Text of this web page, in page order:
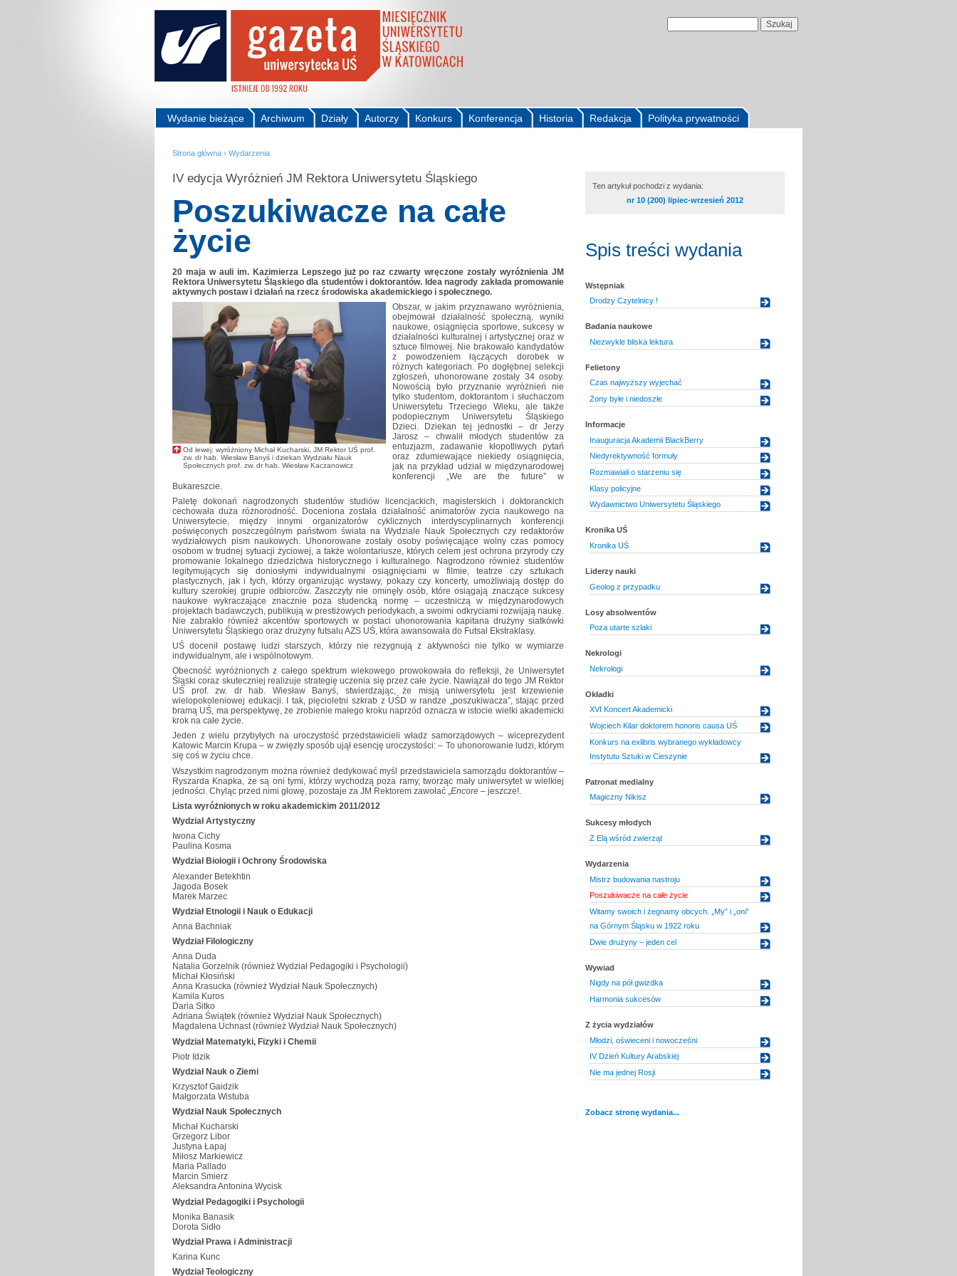
Polityka prywatności
Redakcja
Historia
Konferencja
Konkurs
Autorzy
Działy
Archiwum
Wydanie bieżące
Strona główna › Wydarzenia
IV edycja Wyróżnień JM Rektora Uniwersytetu Śląskiego
Poszukiwacze na całe
życie
20 maja w auli im. Kazimierza Lepszego już po raz czwarty wręczone zostały wyróżnienia JM
Rektora Uniwersytetu Śląskiego dla studentów i doktorantów. Idea nagrody zakłada promowanie
aktywnych postaw i działań na rzecz środowiska akademickiego i społecznego.
Od lewej: wyróżniony Michał Kucharski, JM Rektor UŚ prof.
zw. dr hab. Wiesław Banyś i dziekan Wydziału Nauk
Społecznych prof. zw. dr hab. Wiesław Kaczanowicz
Obszar, w jakim przyznawano wyróżnienia,
obejmował działalność społeczną, wyniki
naukowe, osiągnięcia sportowe, sukcesy w
działalności kulturalnej i artystycznej oraz w
sztuce filmowej. Nie brakowało kandydatów
z powodzeniem łączących dorobek w
różnych kategoriach. Po dogłębnej selekcji
zgłoszeń, uhonorowane zostały 34 osoby.
Nowością było przyznanie wyróżnień nie
tylko studentom, doktorantom i słuchaczom
Uniwersytetu Trzeciego Wieku, ale także
podopiecznym Uniwersytetu Śląskiego
Dzieci. Dziekan tej jednostki – dr Jerzy
Jarosz – chwalił młodych studentów za
entuzjazm, zadawanie kłopotliwych pytań
oraz zdumiewające niekiedy osiągnięcia,
jak na przykład udział w międzynarodowej
konferencji „We are the future” w
Bukareszcie.
Paletę dokonań nagrodzonych studentów studiów licencjackich, magisterskich i doktoranckich
cechowała duża różnorodność. Doceniona została działalność animatorów życia naukowego na
Uniwersytecie, między innymi organizatorów cyklicznych interdyscyplinarnych konferencji
poświęconych poszczególnym państwom świata na Wydziale Nauk Społecznych czy redaktorów
wydziałowych pism naukowych. Uhonorowane zostały osoby poświęcające wolny czas pomocy
osobom w trudnej sytuacji życiowej, a także wolontariusze, których celem jest ochrona przyrody czy
promowanie lokalnego dziedzictwa historycznego i kulturalnego. Nagrodzono również studentów
legitymujących się doniosłymi indywidualnymi osiągnięciami w filmie, teatrze czy sztukach
plastycznych, jak i tych, którzy organizując wystawy, pokazy czy koncerty, umożliwiają dostęp do
kultury szerokiej grupie odbiorców. Zaszczyty nie ominęły osób, które osiągają znaczące sukcesy
naukowe wykraczające znacznie poza studencką normę – uczestniczą w międzynarodowych
projektach badawczych, publikują w prestiżowych periodykach, a swoimi odkryciami rozwijają naukę.
Nie zabrakło również akcentów sportowych w postaci uhonorowania kapitana drużyny siatkówki
Uniwersytetu Śląskiego oraz drużyny futsalu AZS UŚ, która awansowała do Futsal Ekstraklasy.
UŚ docenił postawę ludzi starszych, którzy nie rezygnują z aktywności nie tylko w wymiarze
indywidualnym, ale i wspólnotowym.
Obecność wyróżnionych z całego spektrum wiekowego prowokowała do refleksji, że Uniwersytet
Śląski coraz skuteczniej realizuje strategię uczenia się przez całe życie. Nawiązał do tego JM Rektor
UŚ prof. zw. dr hab. Wiesław Banyś, stwierdzając, że misją uniwersytetu jest krzewienie
wielopokoleniowej edukacji. I tak, pięcioletni szkrab z UŚD w randze „poszukiwacza”, stając przed
bramą UŚ, ma perspektywę, że zrobienie małego kroku naprzód oznacza w istocie wielki akademicki
krok na całe życie.
Jeden z wielu przybyłych na uroczystość przedstawicieli władz samorządowych – wiceprezydent
Katowic Marcin Krupa – w zwięzły sposób ujął esencję uroczystości: – To uhonorowanie ludzi, którym
się coś w życiu chce.
Wszystkim nagrodzonym można również dedykować myśl przedstawiciela samorządu doktorantów –
Ryszarda Knapka, że są oni tymi, którzy wychodzą poza ramy, tworząc mały uniwersytet w wielkiej
jedności. Chyląc przed nimi głowę, pozostaje za JM Rektorem zawołać „ Encore – jeszcze!.
Lista wyróżnionych w roku akademickim 2011/2012
Wydział Artystyczny
Iwona Cichy
Paulina Kosma
Wydział Biologii i Ochrony Środowiska
Alexander Betekhtin
Jagoda Bosek
Marek Marzec
Wydział Etnologii i Nauk o Edukacji
Anna Bachniak
Wydział Filologiczny
Anna Duda
Natalia Gorzelnik (również Wydział Pedagogiki i Psychologii)
Michał Kłosiński
Anna Krasucka (również Wydział Nauk Społecznych)
Kamila Kuros
Daria Sitko
Adriana Świątek (również Wydział Nauk Społecznych)
Magdalena Uchnast (również Wydział Nauk Społecznych)
Wydział Matematyki, Fizyki i Chemii
Piotr Idzik
Wydział Nauk o Ziemi
Krzysztof Gaidzik
Małgorzata Wistuba
Wydział Nauk Społecznych
Michał Kucharski
Grzegorz Libor
Justyna Łapaj
Miłosz Markiewicz
Maria Pallado
Marcin Smierz
Aleksandra Antonina Wycisk
Wydział Pedagogiki i Psychologii
Monika Banasik
Dorota Sidło
Wydział Prawa i Administracji
Karina Kunc
Wydział Teologiczny
Ten artykuł pochodzi z wydania:
nr 10 (200) lipiec-wrzesień 2012
Spis treści wydania
Wstępniak
Drodzy Czytelnicy !
Badania naukowe
Niezwykle bliska lektura
Felietony
Czas najwyższy wyjechać
Żony byłe i niedoszłe
Informacje
Inauguracja Akademii BlackBerry
Niedyrektywność formuły
Rozmawiali o starzeniu się
Klasy policyjne
Wydawnictwo Uniwersytetu Śląskiego
Kronika UŚ
Kronika UŚ
Liderzy nauki
Geolog z przypadku
Losy absolwentów
Poza utarte szlaki
Nekrologi
Nekrologi
Okładki
XVI Koncert Akademicki
Wojciech Kilar doktorem honoris causa UŚ
Konkurs na exlibris wybranego wykładowcy
Instytutu Sztuki w Cieszynie
Patronat medialny
Magiczny Nikisz
Sukcesy młodych
Z Elą wśród zwierząt
Wydarzenia
Mistrz budowania nastroju
Poszukiwacze na całe życie
Witamy swoich i żegnamy obcych. „My” i „oni”
na Górnym Śląsku w 1922 roku
Dwie drużyny – jeden cel
Wywiad
Nigdy na pół gwizdka
Harmonia sukcesów
Z życia wydziałów
Młodzi, oświeceni i nowocześni
IV Dzień Kultury Arabskiej
Nie ma jednej Rosji
Zobacz stronę wydania...